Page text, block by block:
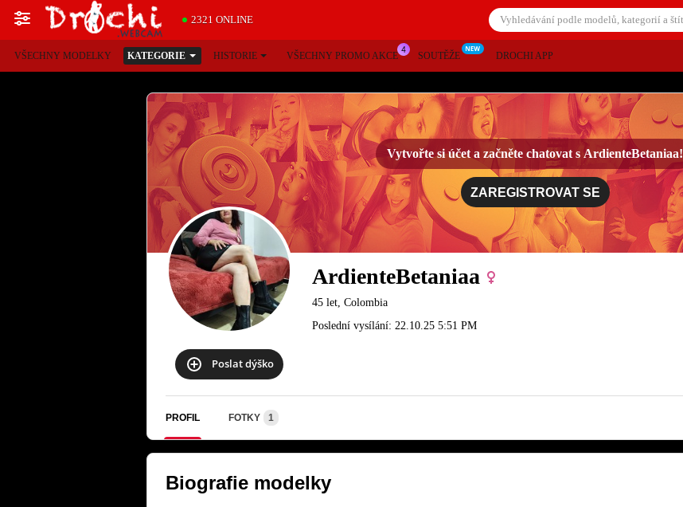
2321 ONLINE
VŠECHNY MODELKY KATEGORIE HISTORIE VŠECHNY PROMO AKCE SOUTĚŽE DROCHI APP
Vytvořte si účet a začněte chatovat s ArdienteBetaniaa!
ZAREGISTROVAT SE
ArdienteBetaniaa
45 let, Colombia
Poslední vysílání: 22.10.25 5:51 PM
Poslat dýško
PROFIL FOTKY 1
Biografie modelky